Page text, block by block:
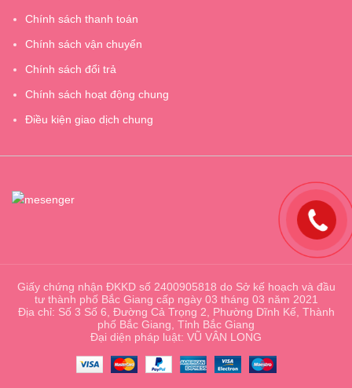
Chính sách thanh toán
Chính sách vận chuyển
Chính sách đổi trả
Chính sách hoạt động chung
Điều kiện giao dịch chung
Giấy chứng nhận ĐKKD số 2400905818 do Sở kế hoạch và đầu
tư thành phố Bắc Giang cấp ngày 03 tháng 03 năm 2021
Địa chỉ: Số 3 Số 6, Đường Cả Trọng 2, Phường Dĩnh Kế, Thành
phố Bắc Giang, Tỉnh Bắc Giang
Đại diện pháp luật: VŨ VÂN LONG